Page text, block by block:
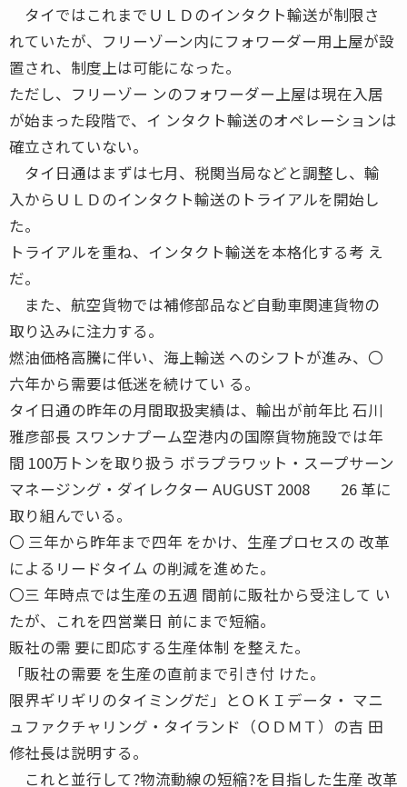
タイではこれまでＵＬＤのインタクト輸送が制限さ
れていたが、フリーゾーン内にフォワーダー用上屋が設
置され、制度上は可能になった。
ただし、フリーゾー ンのフォワーダー上屋は現在入居
が始まった段階で、イ ンタクト輸送のオペレーションは
確立されていない。
タイ日通はまずは七月、税関当局などと調整し、輸
入からＵＬＤのインタクト輸送のトライアルを開始し
た。
トライアルを重ね、インタクト輸送を本格化する考 え
だ。
また、航空貨物では補修部品など自動車関連貨物の
取り込みに注力する。
燃油価格高騰に伴い、海上輸送 へのシフトが進み、〇
六年から需要は低迷を続けてい る。
タイ日通の昨年の月間取扱実績は、輸出が前年比 石川
雅彦部長 スワンナプーム空港内の国際貨物施設では年
間 100万トンを取り扱う ボラプラワット・スープサーン
マネージング・ダイレクター AUGUST 2008 26 革に
取り組んでいる。
〇 三年から昨年まで四年 をかけ、生産プロセスの 改革
によるリードタイム の削減を進めた。
〇三 年時点では生産の五週 間前に販社から受注して い
たが、これを四営業日 前にまで短縮。
販社の需 要に即応する生産体制 を整えた。
「販社の需要 を生産の直前まで引き付 けた。
限界ギリギリのタイミングだ」とＯＫＩデータ・ マニ
ュファクチャリング・タイランド（ＯＤＭＴ）の吉 田
修社長は説明する。
これと並行して?物流動線の短縮?を目指した生産 改革